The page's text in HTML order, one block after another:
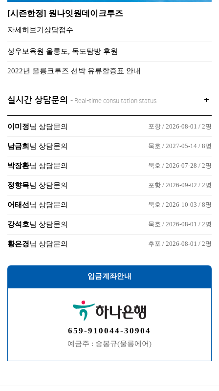
[시즌한정] 원나잇원데이크루즈
자세히보기상담접수
성우보육원 울릉도, 독도탐방 후원
2022년 울릉크루즈 선박 유류할증표 안내
실시간 상담문의 - Real-time consultation status +
이미정님 상담문의 포항 / 2026-08-01 / 2명
남금희 님 상담문의 묵호 / 2027-05-14 / 8명
박장환님 상담문의 묵호 / 2026-07-28 / 2명
정향목님 상담문의 포항 / 2026-09-02 / 2명
어태선님 상담문의 묵호 / 2026-10-03 / 8명
강석호님 상담문의 묵호 / 2026-08-01 / 2명
황은경님 상담문의 후포 / 2026-08-01 / 2명
입금계좌안내
659-910044-30904
예금주 : 송봉규(울릉에어)